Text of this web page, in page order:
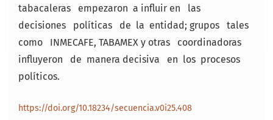
tabacaleras empezaron a influir en las
decisiones políticas de la entidad; grupos tales
como INMECAFE, TABAMEX y otras coordinadoras
influyeron de manera decisiva en los procesos
políticos.
https://doi.org/10.18234/secuencia.v0i25.408